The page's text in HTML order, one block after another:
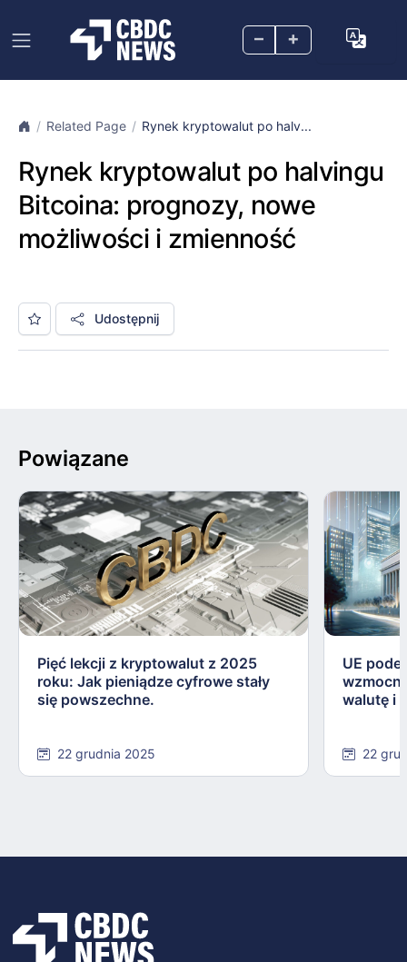
– +
Related Page Rynek kryptowalut po halv...
Rynek kryptowalut po halvingu
Bitcoina: prognozy, nowe
możliwości i zmienność
Udostępnij
Powiązane
Pięć lekcji z kryptowalut z 2025
roku: Jak pieniądze cyfrowe stały
się powszechne.
22 grudnia 2025
UE
walutę i
22